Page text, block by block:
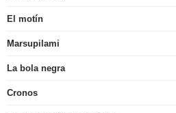
El motín
Marsupilami
La bola negra
Cronos